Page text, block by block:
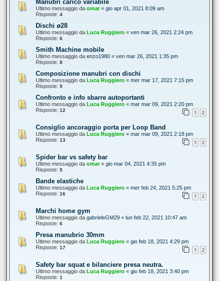
Manubri carico variabile
Ultimo messaggio da omar« gio apr 01, 2021 8:09 am
Risposte: 4
Dischi ø28
Ultimo messaggio da Luca Ruggiero « ven mar 26, 2021 2:24 pm
Risposte: 6
Smith Machine mobile
Ultimo messaggio da enzo1980 « ven mar 26, 2021 1:35 pm
Risposte: 8
Composizione manubri con dischi
Ultimo messaggio da Luca Ruggiero « mer mar 17, 2021 7:15 pm
Risposte: 9
Confronto e info sbarre autoportanti
Ultimo messaggio da Luca Ruggiero « mar mar 09, 2021 2:20 pm
Risposte: 12 1 2
Consiglio ancoraggio porta per Loop Band
Ultimo messaggio da Luca Ruggiero « mar mar 09, 2021 2:18 pm
Risposte: 13 1 2
Spider bar vs safety bar
Ultimo messaggio da omar« gio mar 04, 2021 4:35 pm
Risposte: 5
Bande elastiche
Ultimo messaggio da Luca Ruggiero « mer feb 24, 2021 5:25 pm
Risposte: 16 1 2
Marchi home gym
Ultimo messaggio da gabrieleGM29 « lun feb 22, 2021 10:47 am
Risposte: 6
Presa manubrio 30mm
Ultimo messaggio da Luca Ruggiero « gio feb 18, 2021 4:29 pm
Risposte: 17 1 2
Safety bar squat e bilanciere presa neutra.
Ultimo messaggio da Luca Ruggiero « gio feb 18, 2021 3:40 pm
Risposte: 1